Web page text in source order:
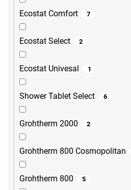
Ecostat Comfort 7
Ecostat Select 2
Ecostat Univesal 1
Shower Tablet Select 6
Grohtherm 2000 2
Grohtherm 800 Cosmopolitan
Grohtherm 800 5